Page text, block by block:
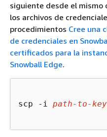
siguiente desde el
los archivos de
procedimientos Cree una
de credenciales en
certificados para la
Snowball Edge.
scp -i path-to-key